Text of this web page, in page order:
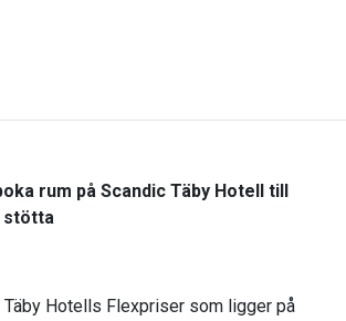
rum på Scandic Täby Hotell till
stötta
Täby Hotells Flexpriser som ligger på